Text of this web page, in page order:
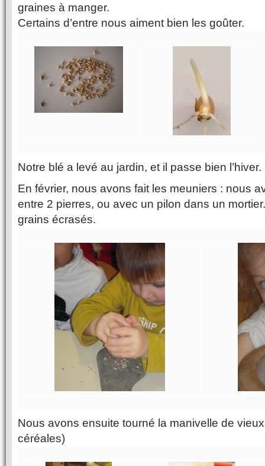
graines à manger.
Certains d’entre nous aiment bien les goûter.
Notre blé a levé au jardin, et il passe bien l’hiver.
En février, nous avons fait les meuniers : nous
entre 2 pierres, ou avec un pilon dans un
grains écrasés.
Nous avons ensuite tourné la manivelle de
céréales)